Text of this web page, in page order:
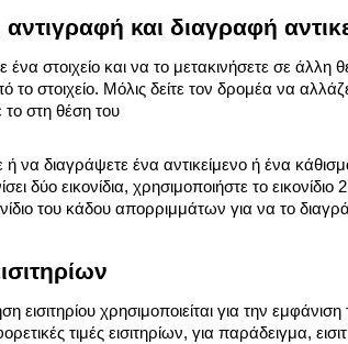
και διαγραφή
ένα στοιχείο και να το μετακινήσετε σε άλλη
το στοιχείο. Μόλις δείτε τον δρομέα να
το στη θέση του
ή να διαγράψετε ένα αντικείμενο ή ένα
δύο εικονίδια, χρησιμοποιήστε το
του κάδου απορριμμάτων για να το
εισιτηρίου χρησιμοποιείται για την
τιμές εισιτηρίων, για παράδειγμα,